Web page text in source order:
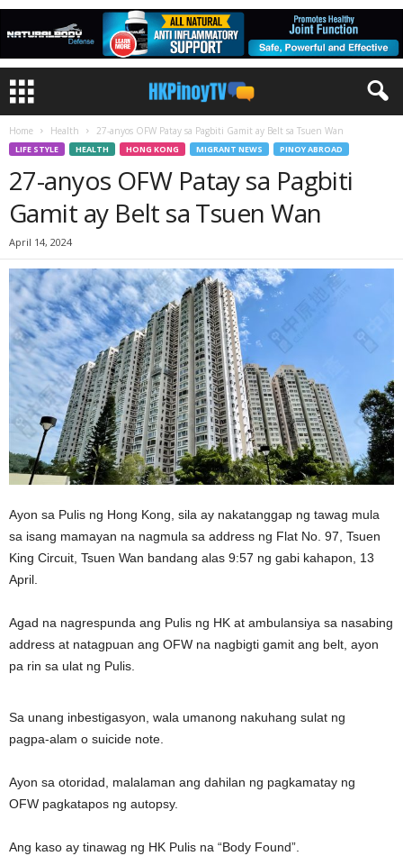
Home Health 27-anyos OFW Patay sa Pagbiti Gamit ay Belt sa Tsuen Wan
LIFE STYLE HEALTH HONG KONG MIGRANT NEWS PINOY ABROAD
27-anyos OFW Patay sa Pagbiti
Gamit ay Belt sa Tsuen Wan
April 14, 2024
Ayon sa Pulis ng Hong Kong, sila ay nakatanggap ng tawag mula
sa isang mamayan na nagmula sa address ng Flat No. 97, Tsuen
King Circuit, Tsuen Wan bandang alas 9:57 ng gabi kahapon, 13
April.
Agad na nagrespunda ang Pulis ng HK at ambulansiya sa nasabing
address at natagpuan ang OFW na nagbigti gamit ang belt, ayon
pa rin sa ulat ng Pulis.
Sa unang inbestigasyon, wala umanong nakuhang sulat ng
pagpa-alam o suicide note.
Ayon sa otoridad, malalaman ang dahilan ng pagkamatay ng
OFW pagkatapos ng autopsy.
Ang kaso ay tinawag ng HK Pulis na “Body Found”.